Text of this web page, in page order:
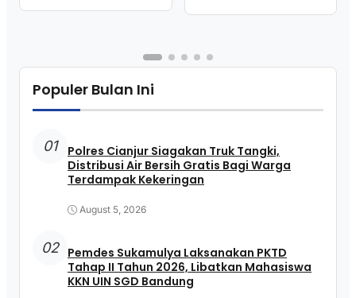
Populer Bulan Ini
01
Polres Cianjur Siagakan Truk Tangki,
Distribusi Air Bersih Gratis Bagi Warga
Terdampak Kekeringan
August 5, 2026
02 Pemdes Sukamulya Laksanakan PKTD
Tahap II Tahun 2026, Libatkan Mahasiswa
KKN UIN SGD Bandung